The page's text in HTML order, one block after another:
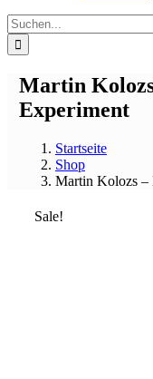
Suche
nach:
Martin
Experiment
Startseite
Shop
Martin Kolozs –
Sale!